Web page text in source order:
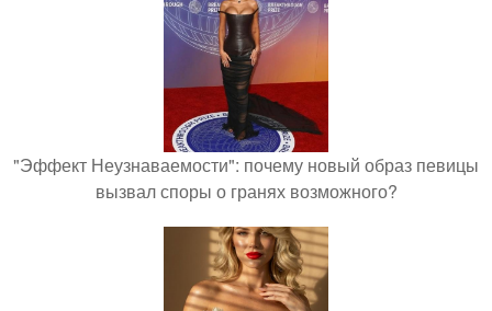
"Эффект Неузнаваемости": почему новый образ певицы
вызвал споры о гранях возможного?